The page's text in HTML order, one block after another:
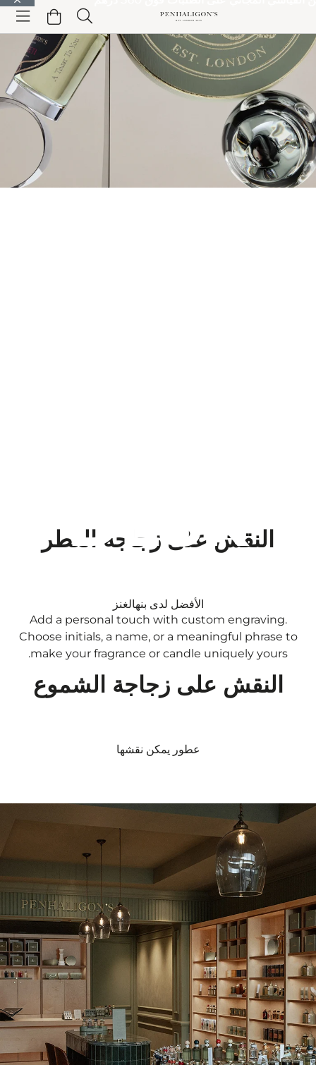
الانتقال إلى المحتوى الرئيسيالانتقال إلى
التذييل
منتجات المنزل
DESK
Add a personal touch with custom engraving.
Choose initials, a name, or a meaningful phrase to
make your fragrance or candle uniquely yours.
النقش على زجاجة العطر
الأفضل لدى بنهالغنز
النقش على زجاجة الشموع
عطور يمكن نقشها